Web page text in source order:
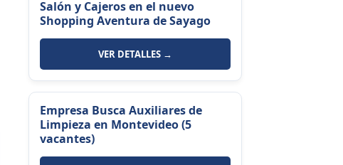
Salón y Cajeros en el nuevo
Shopping Aventura de Sayago
VER DETALLES →
Empresa Busca Auxiliares de
Limpieza en Montevideo (5
vacantes)